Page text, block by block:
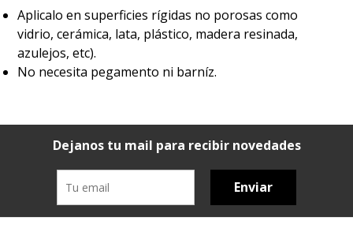
Aplicalo en superficies rígidas no porosas como
vidrio, cerámica, lata, plástico, madera resinada,
azulejos, etc).
No necesita pegamento ni barníz.
Dejanos tu mail para recibir novedades
Enviar